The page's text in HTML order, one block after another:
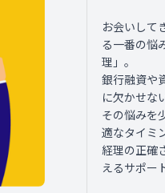
お会いして
る一番の悩
理」。
銀行融資や
に欠かせな
その悩みを
適なタイミ
経理の正確
えるサポー